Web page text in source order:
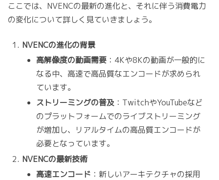
ここでは、NVENCの最新の進化と、それに伴う消費電力
の変化について詳しく見ていきましょう。
NVENCの進化の背景
高解像度の動画需要 ：4Kや8Kの動画が一般的に
なる中、高速で高品質なエンコードが求められ
ています。
ストリーミングの普及 ：TwitchやYouTubeなど
のプラットフォームでのライブストリーミング
が増加し、リアルタイムの高品質エンコードが
必要となっています。
NVENCの最新技術
高速エンコード ：新しいアーキテクチャの採用